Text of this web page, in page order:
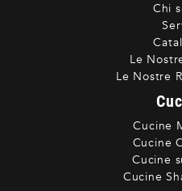
Chi
Le
Le Nostre
Cucine
Cucine
Cucine
Cucine